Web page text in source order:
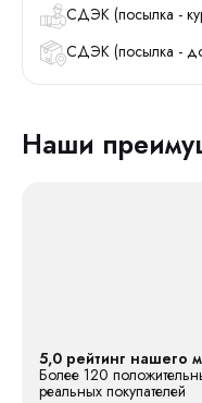
СДЭК (посылка -
СДЭК (посылка -
Наши
5,0 рейтинг нашего
Более 120
реальных покупателей